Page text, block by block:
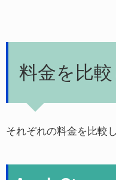
料金を比
それぞれの料金を比較